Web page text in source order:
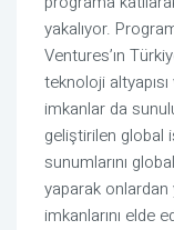
yakalıyor.
Ventures’ın
teknoloji
imkanlar da
geliştirilen global
sunumlarını
yaparak onlardan
imkanlarını elde